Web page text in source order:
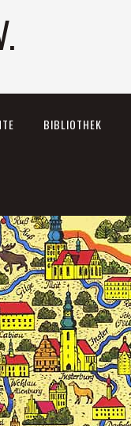
BIBLIOTHEK